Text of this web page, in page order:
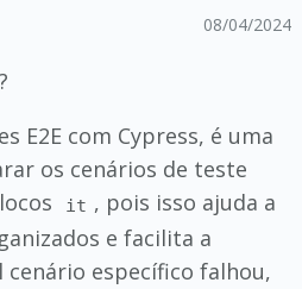
08/04/2024
E2E com Cypress, é uma
os cenários de teste
it , pois isso ajuda a
e facilita a
cenário específico falhou,